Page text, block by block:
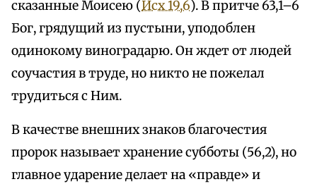
сказанные Моисею (Исх 19,6). В притче 63,1–6
Бог, грядущий из пустыни, уподоблен
одинокому виноградарю. Он ждет от людей
соучастия в труде, но никто не пожелал
трудиться с Ним.
В качестве внешних знаков благочестия
пророк называет хранение субботы (56,2), но
главное ударение делает на «правде» и